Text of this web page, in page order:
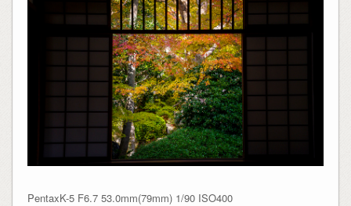
PentaxK-5 F6.7 53.0mm(79mm) 1/90 ISO400